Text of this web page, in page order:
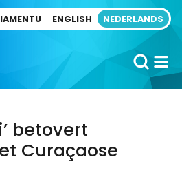
ENGLISH NEDERLANDS
betovert
Curaçaose